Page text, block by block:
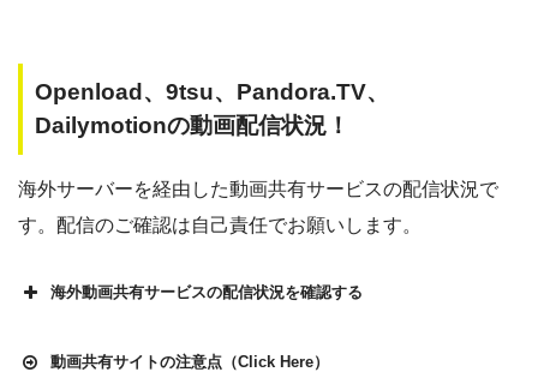
Openload、9tsu、Pandora.TV、
Dailymotionの動画配信状況！
海外サーバーを経由した動画共有サービスの配信状況で
す。配信のご確認は自己責任でお願いします。
海外動画共有サービスの配信状況を確認する
動画共有サイトの注意点（Click Here）